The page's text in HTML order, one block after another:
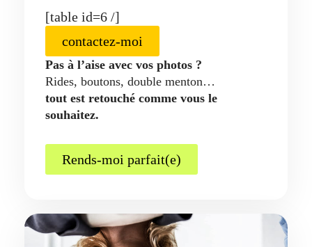
[table id=6 /]
contactez-moi
Pas à l’aise avec vos photos ?
Rides, boutons, double menton…
tout est retouché comme vous le
souhaitez.
Rends-moi parfait(e)